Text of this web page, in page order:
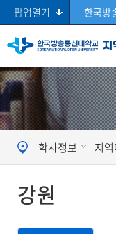
팝업열기 한국방
Search
학사정보 지
강원